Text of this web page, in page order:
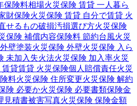
保険料相場火災保険 賃貸 一人暮ら
財保険火災保険 賃貸 自分で賃貸 火
せるもの破損汚損選び方火災保険
保険 補償内容保険料 節約台風火災
外壁塗装火災保険 外壁火災保険 入ら
未加入 失火法火災保険 加入率火災
賃貸賃貸 火災保険個人賠償責任火災
料火災保険 住所変更火災保険 解約
険 必要か火災保険 必要書類保険金
見積書被害写真火災保険 保険金額